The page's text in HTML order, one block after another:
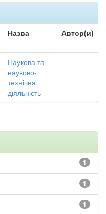
Назва Автор(и)
Наукова та
науково-
технічна
діяльність
-
1
1
1